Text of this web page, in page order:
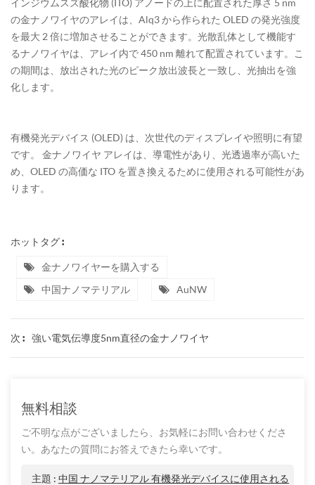
インジウムスズ酸化物 (ITO) アノードの上に配置された厚さ 5 nm
の金ナノワイヤのアレイは、Alq3 から作られた OLED の発光強度
を最大 2 倍に増加させることができます。光散乱体として機能す
るナノワイヤは、アレイ内で 450 nm 離れて配置されています。こ
の期間は、放出された光のピーク放出波長と一致し、光抽出を強
化します。
有機発光デバイス (OLED) は、次世代のディスプレイや照明に有望
です。 金ナノワイヤ アレイは、導電性があり、光透過率が高いた
め、OLED の高価な ITO を置き換えるために使用される可能性があ
ります。
ホットタグ :
金ナノワイヤーを購入する
中国ナノマテリアル
AuNW
次 : 強い電気伝導度5nm直径の金ナノワイヤ
無料相談
ご不明な点がございましたら、お気軽にお問い合わせくださ
い。あなたの質問にお答えできたら幸いです。
主題 : 中国 ナノマテリアル 有機発光デバイスに使用される